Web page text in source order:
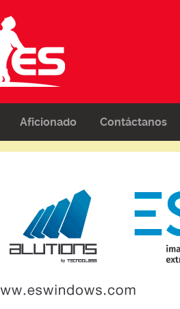
Aficionado Contáctanos